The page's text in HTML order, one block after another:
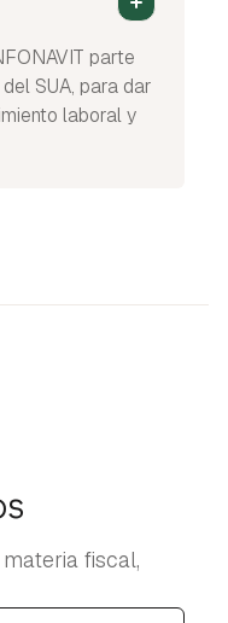
parte
SUA, para dar
laboral y
fiscal,